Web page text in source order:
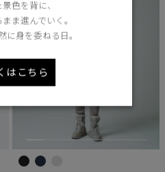
色を背に、
ま進んでいく。
に身を委ねる日。
はこちら